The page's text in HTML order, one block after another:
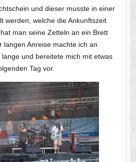
und dieser musste in einer
werden, welche die Ankunftszeit
man seine Zetteln an ein Brett
langen Anreise machte ich an
und bereitete mich mit etwas
Tag vor.